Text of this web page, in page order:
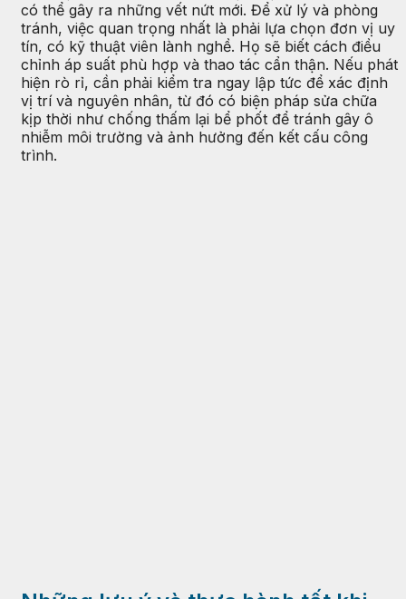
có thể gây ra những vết nứt mới. Để xử lý và phòng
tránh, việc quan trọng nhất là phải lựa chọn đơn vị uy
tín, có kỹ thuật viên lành nghề. Họ sẽ biết cách điều
chỉnh áp suất phù hợp và thao tác cẩn thận. Nếu phát
hiện rò rỉ, cần phải kiểm tra ngay lập tức để xác định
vị trí và nguyên nhân, từ đó có biện pháp sửa chữa
kịp thời như chống thấm lại bể phốt để tránh gây ô
nhiễm môi trường và ảnh hưởng đến kết cấu công
trình.